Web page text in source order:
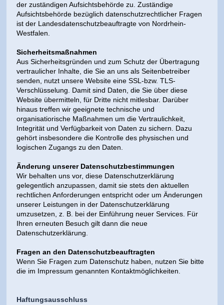
der zuständigen Aufsichtsbehörde zu. Zuständige
Aufsichtsbehörde bezüglich datenschutzrechtlicher Fragen
ist der Landesdatenschutzbeauftragte von Nordrhein-
Westfalen.
Sicherheitsmaßnahmen
Aus Sicherheitsgründen und zum Schutz der Übertragung
vertraulicher Inhalte, die Sie an uns als Seitenbetreiber
senden, nutzt unsere Website eine SSL-bzw. TLS-
Verschlüsselung. Damit sind Daten, die Sie über diese
Website übermitteln, für Dritte nicht mitlesbar. Darüber
hinaus treffen wir geeignete technische und
organisatiorische Maßnahmen um die Vertraulichkeit,
Integrität und Verfügbarkeit von Daten zu sichern. Dazu
gehört insbesondere die Kontrolle des physischen und
logischen Zugangs zu den Daten.
Änderung unserer Datenschutzbestimmungen
Wir behalten uns vor, diese Datenschutzerklärung
gelegentlich anzupassen, damit sie stets den aktuellen
rechtlichen Anforderungen entspricht oder um Änderungen
unserer Leistungen in der Datenschutzerklärung
umzusetzen, z. B. bei der Einführung neuer Services. Für
Ihren erneuten Besuch gilt dann die neue
Datenschutzerklärung.
Fragen an den Datenschutzbeauftragten
Wenn Sie Fragen zum Datenschutz haben, nutzen Sie bitte
die im Impressum genannten Kontaktmöglichkeiten.
Haftungsausschluss